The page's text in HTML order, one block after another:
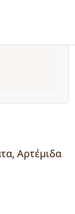
Αρτέμιδα